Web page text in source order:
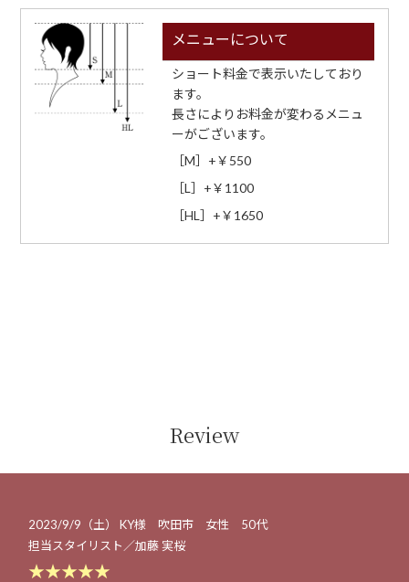
メニューについて
ショート料金で表示いたしており
ます。
長さによりお料金が変わるメニュ
ーがございます。
［M］+￥550
［L］+￥1100
［HL］+￥1650
Review
2023/9/9（土） KY様 吹田市 女性 50代
担当スタイリスト／加藤 実桜
★★★★★